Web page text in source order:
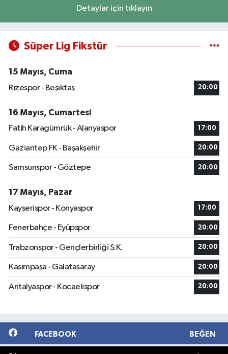
Detaylar için tıklayın
Süper Lig Fikstür
15 Mayıs, Cuma
Rizespor - Beşiktaş
20:00
16 Mayıs, Cumartesi
Fatih Karagümrük - Alanyaspor
17:00
Gaziantep FK - Başakşehir 20:00
Samsunspor - Göztepe 20:00
17 Mayıs, Pazar
Kayserispor - Konyaspor
17:00
Fenerbahçe - Eyüpspor 20:00
Trabzonspor - Gençlerbirliği S.K. 20:00
Kasımpaşa - Galatasaray 20:00
Antalyaspor - Kocaelispor 20:00
FACEBOOK BEĞEN